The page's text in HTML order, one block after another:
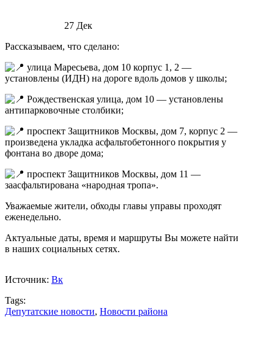
27 Дек
Рассказываем, что сделано:
улица Маресьева, дом 10 корпус 1, 2 —
установлены (ИДН) на дороге вдоль домов у школы;
Рождественская улица, дом 10 — установлены
антипарковочные столбики;
проспект Защитников Москвы, дом 7, корпус 2 —
произведена укладка асфальтобетонного покрытия у
фонтана во дворе дома;
проспект Защитников Москвы, дом 11 —
заасфальтирована «народная тропа».
Уважаемые жители, обходы главы управы проходят
еженедельно.
Актуальные даты, время и маршруты Вы можете найти
в наших социальных сетях.
Источник: Вк
Tags:
Депутатские новости, Новости района